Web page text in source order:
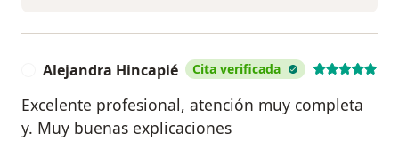
Alejandra Hincapié Cita verificada
Excelente profesional, atención muy completa
y. Muy buenas explicaciones